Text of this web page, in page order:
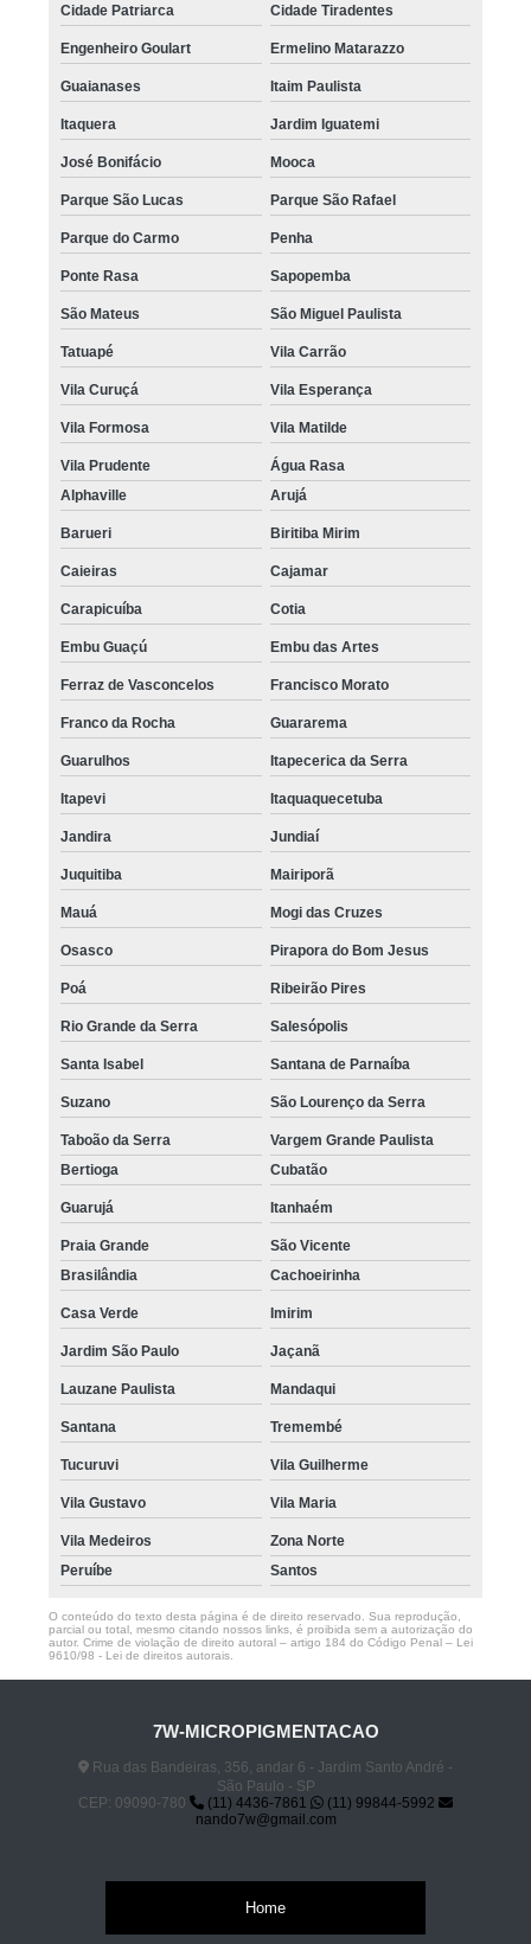
Cidade Patriarca Cidade Tiradentes
Engenheiro Goulart Ermelino Matarazzo
Guaianases Itaim Paulista
Itaquera Jardim Iguatemi
José Bonifácio Mooca
Parque São Lucas Parque São Rafael
Parque do Carmo Penha
Ponte Rasa Sapopemba
São Mateus São Miguel Paulista
Tatuapé Vila Carrão
Vila Curuçá Vila Esperança
Vila Formosa Vila Matilde
Vila Prudente
Água Rasa
Alphaville
Arujá
Barueri Biritiba Mirim
Caieiras Cajamar
Carapicuíba Cotia
Embu Guaçú Embu das Artes
Ferraz de Vasconcelos Francisco Morato
Franco da Rocha Guararema
Guarulhos Itapecerica da Serra
Itapevi Itaquaquecetuba
Jandira Jundiaí
Juquitiba Mairiporã
Mauá Mogi das Cruzes
Osasco Pirapora do Bom Jesus
Poá Ribeirão Pires
Rio Grande da Serra Salesópolis
Santa Isabel Santana de Parnaíba
Suzano São Lourenço da Serra
Taboão da Serra
Vargem Grande Paulista
Bertioga
Cubatão
Guarujá Itanhaém
Praia Grande
São Vicente
Brasilândia
Cachoeirinha
Casa Verde Imirim
Jardim São Paulo Jaçanã
Lauzane Paulista Mandaqui
Santana Tremembé
Tucuruvi Vila Guilherme
Vila Gustavo Vila Maria
Vila Medeiros
Zona Norte
Peruíbe
Santos
O conteúdo do texto desta página é de direito reservado. Sua reprodução,
parcial ou total, mesmo citando nossos links, é proibida sem a autorização do
autor. Crime de violação de direito autoral – artigo 184 do Código Penal – Lei
9610/98 - Lei de direitos autorais
7W-MICROPIGMENTACAO
Rua das Bandeiras, 356, andar 6 - Jardim Santo André -
São Paulo - SP
CEP: 09090-780
(11) 4436-7861
(11) 99844-5992
nando7w@gmail.com
Home